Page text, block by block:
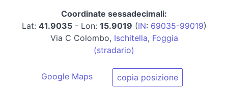
Coordinate sessadecimali:
Lat: 41.9035- Lon: 15.9019 (IN: 69035-99019)
Via C Colombo, Ischitella, Foggia
(stradario)
Google Maps copia posizione